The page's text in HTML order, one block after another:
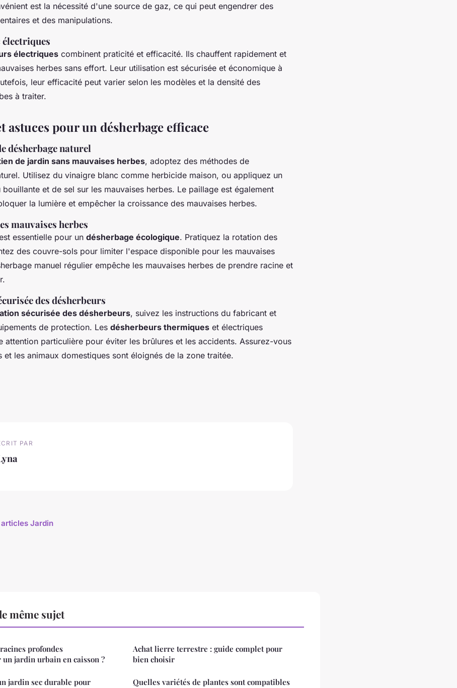
est la nécessité d'une source de gaz, ce qui peut engendrer des
et des manipulations.
électriques combinent praticité et efficacité. Ils chauffent rapidement et
herbes sans effort. Leur utilisation est sécurisée et économique à
leur efficacité peut varier selon les modèles et la densité des
à traiter.
astuces pour un désherbage efficace
désherbage naturel
de jardin sans mauvaises herbes, adoptez des méthodes de
Utilisez du vinaigre blanc comme herbicide maison, ou appliquez un
et de sel sur les mauvaises herbes. Le paillage est également
la lumière et empêcher la croissance des mauvaises herbes.
mauvaises herbes
essentielle pour un désherbage écologique. Pratiquez la rotation des
des couvre-sols pour limiter l'espace disponible pour les mauvaises
manuel régulier empêche les mauvaises herbes de prendre racine et
des désherbeurs
sécurisée des désherbeurs, suivez les instructions du fabricant et
de protection. Les désherbeurs thermiques et électriques
attention particulière pour éviter les brûlures et les accidents. Assurez-vous
et les animaux domestiques sont éloignés de la zone traitée.
PAR
Jardin
même sujet
profondes
jardin urbain en caisson ?
jardin sec durable pour
Achat lierre terrestre : guide complet pour
bien choisir
Quelles variétés de plantes sont compatibles